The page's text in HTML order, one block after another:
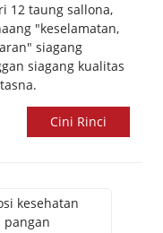
12 taung sallona,
"keselamatan,
siagang
siagang kualitas
Cini Rinci